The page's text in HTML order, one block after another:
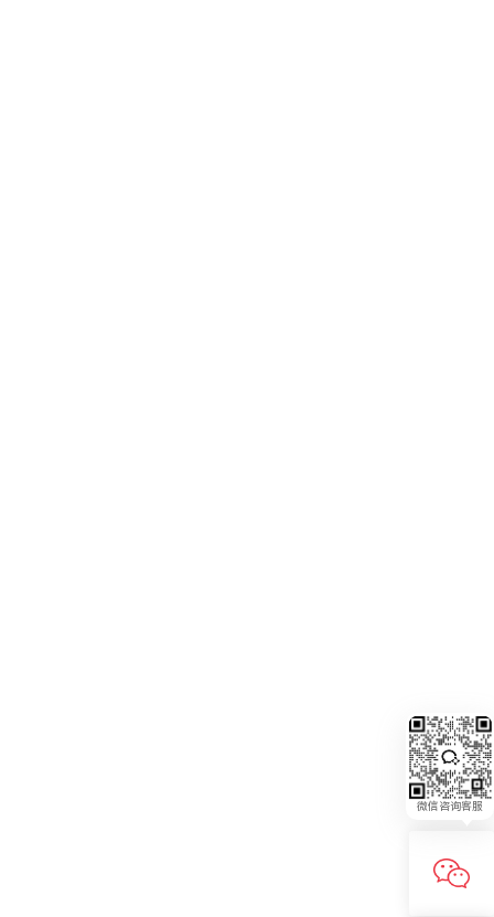
微信咨询客服